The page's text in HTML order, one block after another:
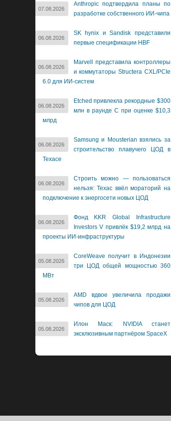
07.08.2026
Anthropic подтвердила планы по
разработке собственного ИИ-чипа
06.08.2026
SK hynix и Sandisk представили
первые спецификации HBF
06.08.2026
Marvell представила контроллеры
и коммутаторы Structera CXL/PCIe
6.0 для ИИ-систем
06.08.2026
Etched привлекла рекордные $300
млн в раунде C при оценке $10,3
млрд
06.08.2026
Samsung и Mousterian взялись за
строительство плавучего ЦОД в
Техасе
06.08.2026
Строить можно — пользоваться
нельзя: Техас ввёл мораторий на
подключение к энергосети новых ЦОД
06.08.2026
Фонд KKR Global Infrastructure
Investors V привлёк $19,2 млрд на
проекты ИИ-инфраструктуры
05.08.2026
CoreWeave получит в Индонезии
три ЦОД общей мощностью 360
МВт
05.08.2026
AMD вдвое увеличила продажи
чипов для ЦОД
05.08.2026
Илон Маск: NVIDIA станет
эксклюзивным партнёром SpaceX